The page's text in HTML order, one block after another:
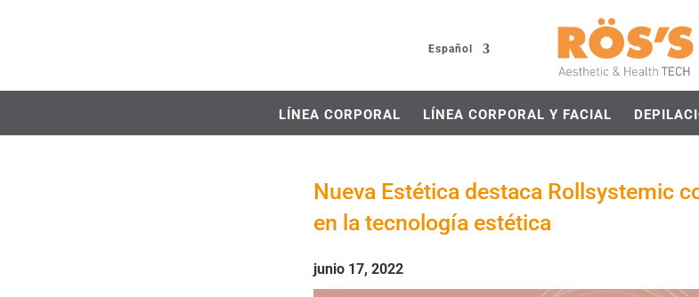
Español
LÍNEA CORPORAL LÍNEA CORPORAL Y FACIAL
Nueva Estética destaca Rollsystemic
en la tecnología estética
junio 17, 2022